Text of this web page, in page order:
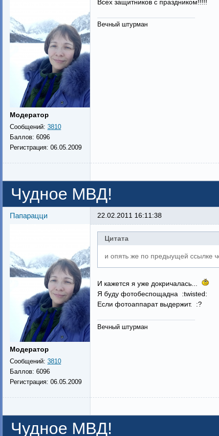
Модератор
Сообщений: 3810
Баллов: 6096
Регистрация: 06.05.2009
Всех защитников с праздником!!!!!
Вечный штурман
Чудное МВД!
Папарацци
Модератор
Сообщений: 3810
Баллов: 6096
Регистрация: 06.05.2009
22.02.2011 16:11:38
Цитата
и опять же по предыущей ссылке
И кажется я уже докричалась...
Я буду фотобеспощадна :twisted:
Если фотоаппарат выдержит. :?
Вечный штурман
Чудное МВД!